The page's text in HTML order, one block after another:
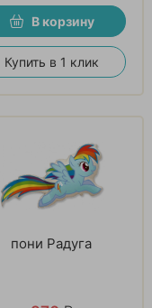
В корзину
Купить в 1 клик
пони Радуга